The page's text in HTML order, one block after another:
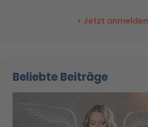
> Jetzt anmelden
Beliebte Beiträge